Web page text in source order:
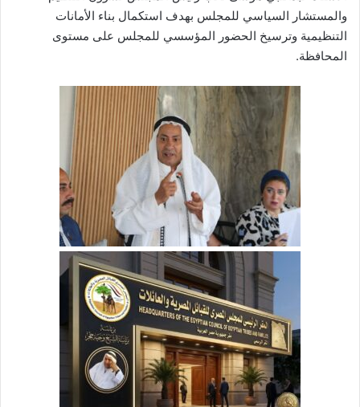
والمستشار السياسي للمجلس بهدف استكمال بناء الأمانات
التنظيمية وترسيخ الحضور المؤسسي للمجلس على مستوى
المحافظة.